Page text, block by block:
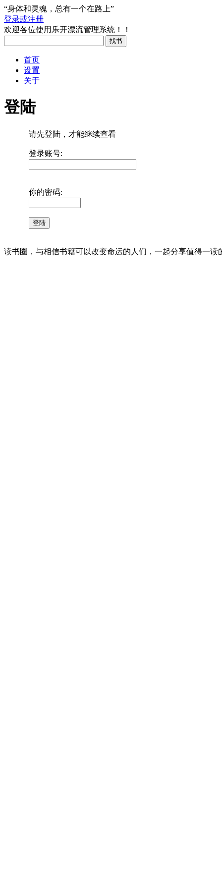
“身体和灵魂，总有一个在路上”
登录或注册
欢迎各位使用乐开漂流管理系统！！
首页
设置
关于
登陆
请先登陆，才能继续查看
登录账号:
你的密码:
读书圈，与相信书籍可以改变命运的人们，一起分享值得一读